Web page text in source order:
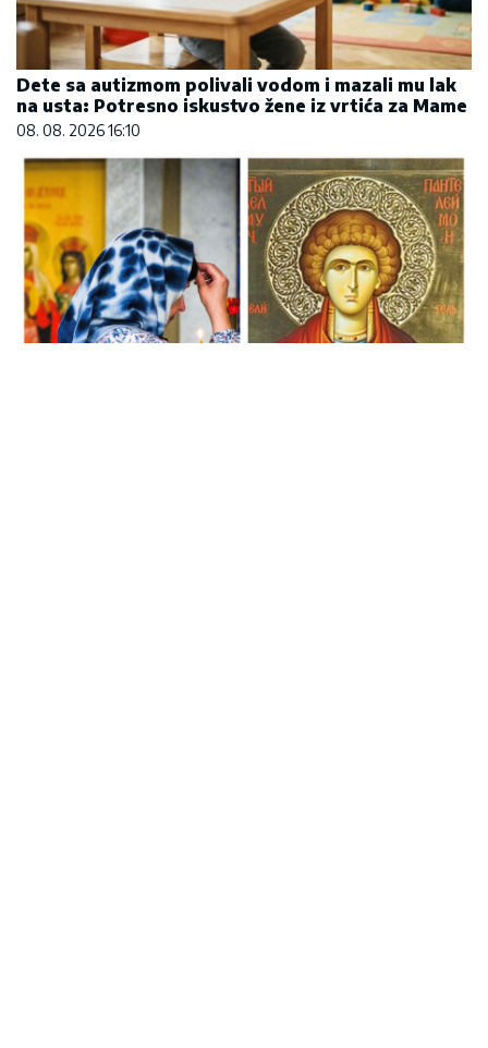
Dete sa autizmom polivali vodom i mazali mu lak
na usta: Potresno iskustvo žene iz vrtića za Mame
08. 08. 2026 16:10